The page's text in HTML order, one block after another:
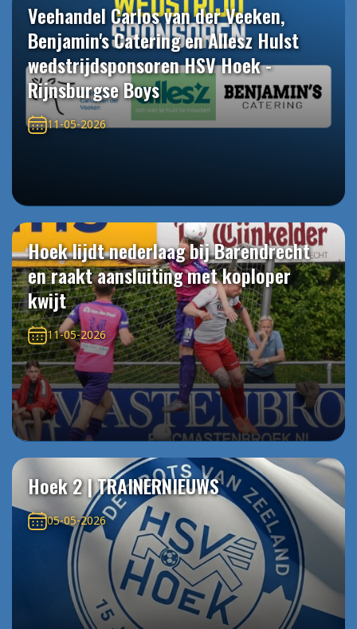
Veehandel Carlos van der Veeken,
Benjamin's Catering en Allesz Hulst
wedstrijdsponsoren HSV Hoek -
Rijnsburgse Boys
11-05-2026
Hoek lijdt nederlaag bij Barendrecht
en raakt aansluiting met koploper
kwijt
11-05-2026
Hoek 2 | TRAINERNIEUWS
05-05-2026